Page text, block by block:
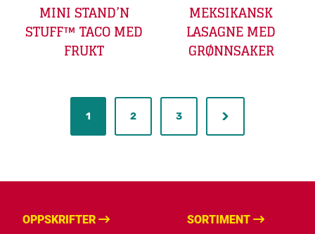
MINI STAND’N
STUFF™ TACO MED
FRUKT
MEKSIKANSK
LASAGNE MED
GRØNNSAKER
1 2 3
OPPSKRIFTER SORTIMENT